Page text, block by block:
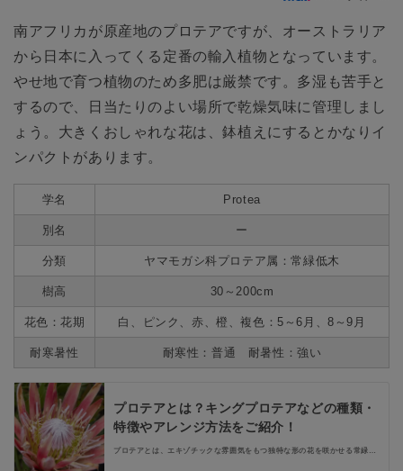
南アフリカが原産地のプロテアですが、オーストラリア
から日本に入ってくる定番の輸入植物となっています。
やせ地で育つ植物のため多肥は厳禁です。多湿も苦手と
するので、日当たりのよい場所で乾燥気味に管理しまし
ょう。大きくおしゃれな花は、鉢植えにするとかなりイ
ンパクトがあります。
学名 Protea
別名 ー
分類 ヤマモガシ科プロテア属：常緑低木
樹高 30～200cm
花色：花期 白、ピンク、赤、橙、複色：5～6月、8～9月
耐寒暑性 耐寒性：普通 耐暑性：強い
プロテアとは？キングプロテアなどの種類・
特徴やアレンジ方法をご紹介！
プロテアとは、エキゾチックな雰囲気をもつ独特な形の花を咲かせる常緑低